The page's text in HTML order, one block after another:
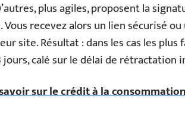
plus agiles, proposent la
Vous recevez alors un lien sécurisé
site. Résultat : dans les cas les plus
calé sur le délai de rétractation
sur le crédit à la